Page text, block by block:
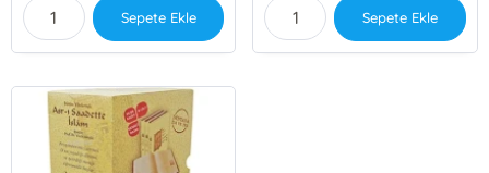
Sepete Ekle Sepete Ekle